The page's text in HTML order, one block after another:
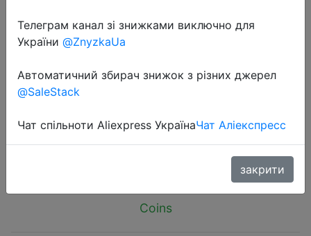
2024-06-28
Fully Automatic Battery Charger 12V
Charger Pulse Repair For Car
Motorcycle AGM GEL Wet
$13.26
Coins
Телеграм канал зі знижками виключно для
України @ZnyzkaUa
Автоматичний збирач знижок з різних джерел
@SaleStack
Чат спільноти Aliexpress УкраїнаЧат Аліекспресс
закрити